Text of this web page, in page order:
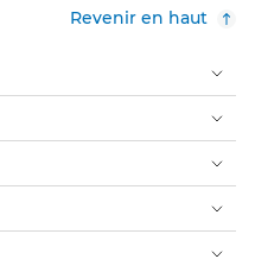
Revenir en haut